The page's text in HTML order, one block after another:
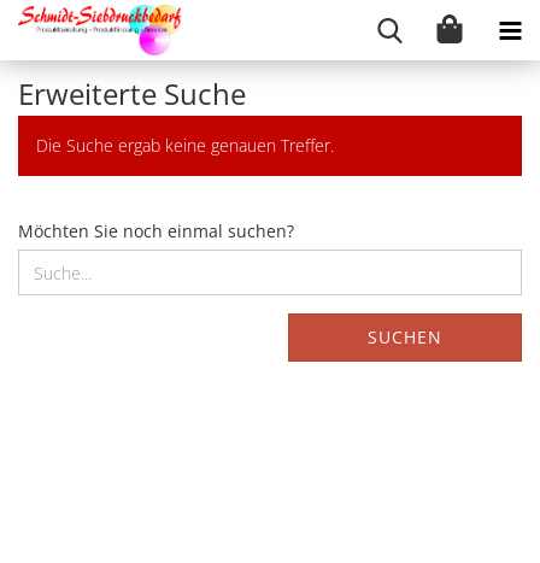
Erweiterte Suche
Die Suche ergab keine genauen Treffer.
MÖCHTEN
SIE
NOCH
EINMAL
Möchten Sie noch einmal suchen?
SUCHEN